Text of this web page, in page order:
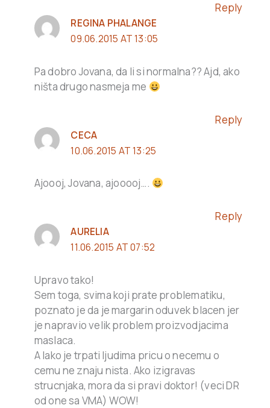
Reply
REGINA PHALANGE
09.06.2015 AT 13:05
Pa dobro Jovana, da li si normalna?? Ajd, ako
ništa drugo nasmeja me
Reply
CECA
10.06.2015 AT 13:25
Ajoooj, Jovana, ajooooj….
Reply
AURELIA
11.06.2015 AT 07:52
Upravo tako!
Sem toga, svima koji prate problematiku,
poznato je da je margarin oduvek blacen jer
je napravio velik problem proizvodjacima
maslaca.
A lako je trpati ljudima pricu o necemu o
cemu ne znaju nista. Ako izigravas
strucnjaka, mora da si pravi doktor! (veci DR
od one sa VMA) WOW!